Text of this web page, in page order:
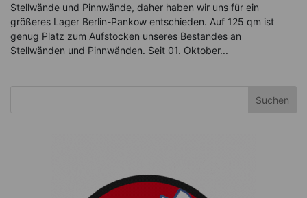
Stellwände und Pinnwände, daher haben wir uns für ein
größeres Lager Berlin-Pankow entschieden. Auf 125 qm ist
genug Platz zum Aufstocken unseres Bestandes an
Stellwänden und Pinnwänden. Seit 01. Oktober...
Suchen